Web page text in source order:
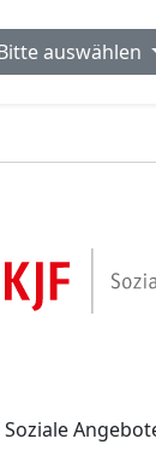
auswählen
Soziale